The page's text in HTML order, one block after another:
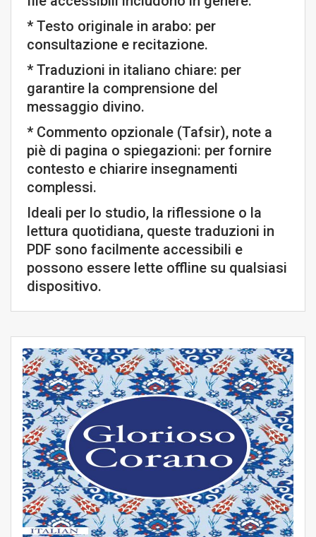
* Testo originale in arabo: per
consultazione e recitazione.
* Traduzioni in italiano chiare: per
garantire la comprensione del
messaggio divino.
* Commento opzionale (Tafsir), note a
piè di pagina o spiegazioni: per fornire
contesto e chiarire insegnamenti
complessi.
Ideali per lo studio, la riflessione o la
lettura quotidiana, queste traduzioni in
PDF sono facilmente accessibili e
possono essere lette offline su qualsiasi
dispositivo.